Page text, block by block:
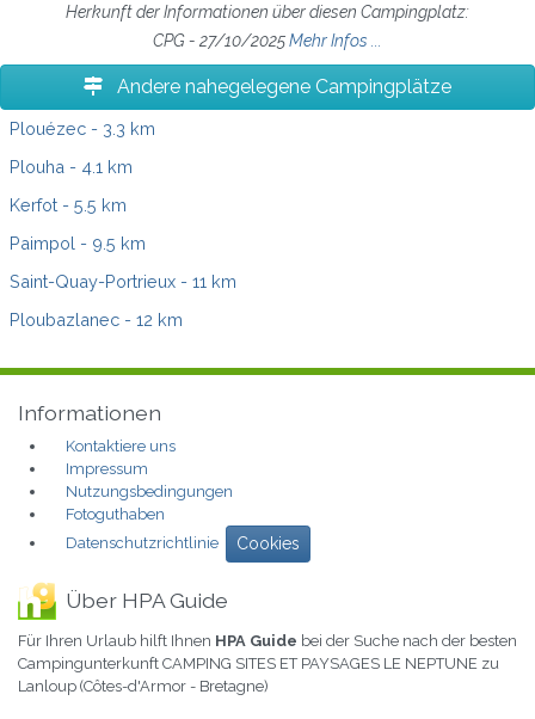
Herkunft der Informationen über diesen Campingplatz:
CPG - 27/10/2025Mehr Infos ...
Andere nahegelegene Campingplätze
Plouézec - 3.3 km
Plouha - 4.1 km
Kerfot - 5.5 km
Paimpol - 9.5 km
Saint-Quay-Portrieux - 11 km
Ploubazlanec - 12 km
Informationen
Kontaktiere uns
Impressum
Nutzungsbedingungen
Fotoguthaben
Datenschutzrichtlinie
Cookies
Über HPA Guide
Für Ihren Urlaub hilft Ihnen HPA Guide bei der Suche nach der besten
Campingunterkunft CAMPING SITES ET PAYSAGES LE NEPTUNE zu
Lanloup (Côtes-d'Armor - Bretagne)